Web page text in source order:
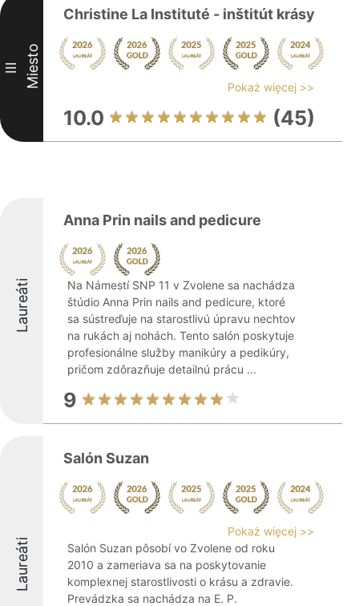
III Miesto
Christine La Instituté - inštitút krásy
Pokaż więcej >>
10.0 (45)
Laureáti
Anna Prin nails and pedicure
Na Námestí SNP 11 v Zvolene sa nachádza
štúdio Anna Prin nails and pedicure, ktoré
sa sústreďuje na starostlivú úpravu nechtov
na rukách aj nohách. Tento salón poskytuje
profesionálne služby manikúry a pedikúry,
pričom zdôrazňuje detailnú prácu ...
9
Laureáti
Salón Suzan
Pokaż więcej >>
Salón Suzan pôsobí vo Zvolene od roku
2010 a zameriava sa na poskytovanie
komplexnej starostlivosti o krásu a zdravie.
Prevádzka sa nachádza na E. P.